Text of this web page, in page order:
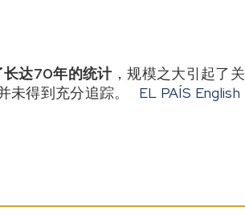
长达70年的统计，规模之大引起了关
未得到充分追踪。 EL PAÍS English